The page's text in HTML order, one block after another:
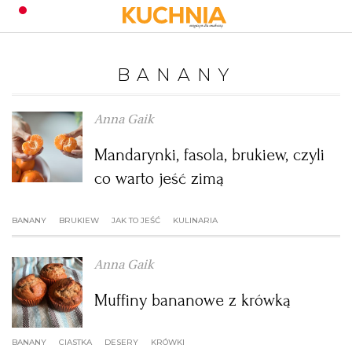
OBIADY
ZUPY
CIASTA
HALLOWEEN
WIELKANOC
WALENTYNKI
KUCHNIE ŚWIATA
KUCHNIA AFRYKAŃSKA
KUCHNIA JAPOŃSKA
SZKOŁA GOTOWANIA
PORADY
ZDROWA DIETA
DIETA
DO POCZYTANIA
Zaloguj się
BANANY
Anna Gaik
Mandarynki, fasola, brukiew, czyli
co warto jeść zimą
BANANY BRUKIEW JAK TO JEŚĆ KULINARIA
Anna Gaik
Muffiny bananowe z krówką
BANANY CIASTKA DESERY KRÓWKI